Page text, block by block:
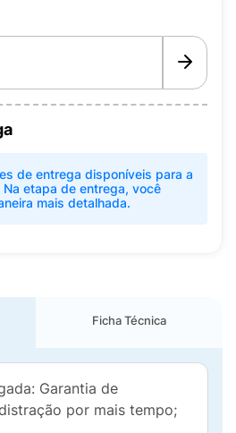
de entrega disponíveis para a
etapa de entrega, você
mais detalhada.
Ficha Técnica
Garantia de
por mais tempo;